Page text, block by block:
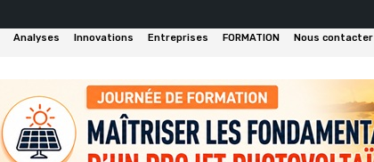
Analyses Innovations Entreprises FORMATION
Nous contacter